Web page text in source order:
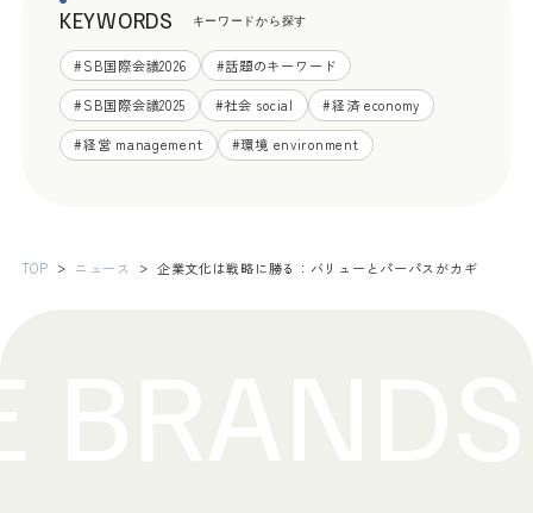
KEYWORDS キーワードから探す
#SB国際会議2026 #話題のキーワード
#SB国際会議2025 #社会 social #経済 economy
#経営 management #環境 environment
TOP ニュース 企業文化は戦略に勝る：バリューとパーパスがカギ